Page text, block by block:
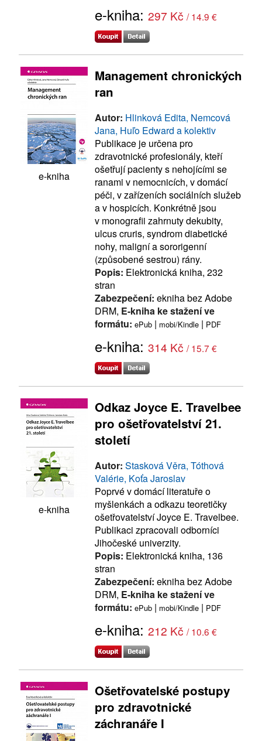
e-kniha: 297 Kč / 14.9 €
e-kniha
Management chronických
ran
Autor: Hlinková Edita, Nemcová
Jana, Huľo Edward a kolektiv
Publikace je určena pro
zdravotnické profesionály, kteří
ošetřují pacienty s nehojícími se
ranami v nemocnicích, v domácí
péči, v zařízeních sociálních služeb
a v hospicích. Konkrétně jsou
v monografii zahrnuty dekubity,
ulcus cruris, syndrom diabetické
nohy, maligní a sororigenní
(způsobené sestrou) rány.
Popis: Elektronická kniha, 232
stran
Zabezpečení: ekniha bez Adobe
DRM, E-kniha ke stažení ve
formátu: ePub | mobi/Kindle | PDF
e-kniha: 314 Kč / 15.7 €
e-kniha
Odkaz Joyce E. Travelbee
pro ošetřovatelství 21.
století
Autor: Stasková Věra, Tóthová
Valérie, Koťa Jaroslav
Poprvé v domácí literatuře o
myšlenkách a odkazu teoretičky
ošetřovatelství Joyce E. Travelbee.
Publikaci zpracovali odborníci
Jihočeské univerzity.
Popis: Elektronická kniha, 136
stran
Zabezpečení: ekniha bez Adobe
DRM, E-kniha ke stažení ve
formátu: ePub | mobi/Kindle | PDF
e-kniha: 212 Kč / 10.6 €
Ošetřovatelské postupy
pro zdravotnické
záchranáře I